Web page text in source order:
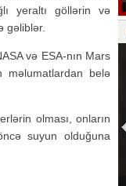
yeraltı göllərin və
gəliblər.
və ESA-nın Mars
məlumatlardan belə
olması, onların
suyun olduğuna